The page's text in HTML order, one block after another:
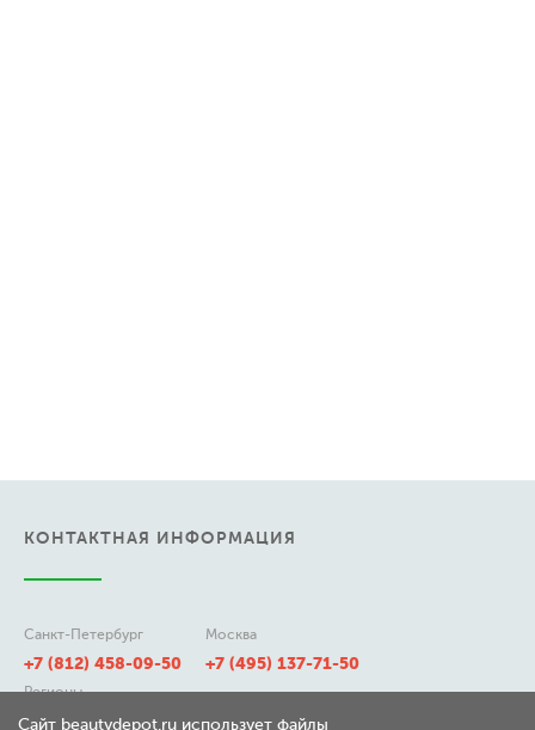
КОНТАКТНАЯ ИНФОРМАЦИЯ
Санкт-Петербург
+7 (812) 458-09-50
Москва
+7 (495) 137-71-50
Регионы
8 (800) 511-21-50
Сайт beautydepot.ru использует файлы